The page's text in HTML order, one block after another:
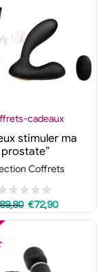
cadeaux
stimuler ma
prostate”
Coffrets
€72,90